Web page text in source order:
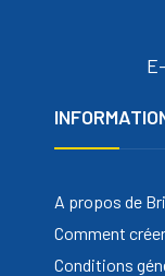
A propos de
Comment
Conditions